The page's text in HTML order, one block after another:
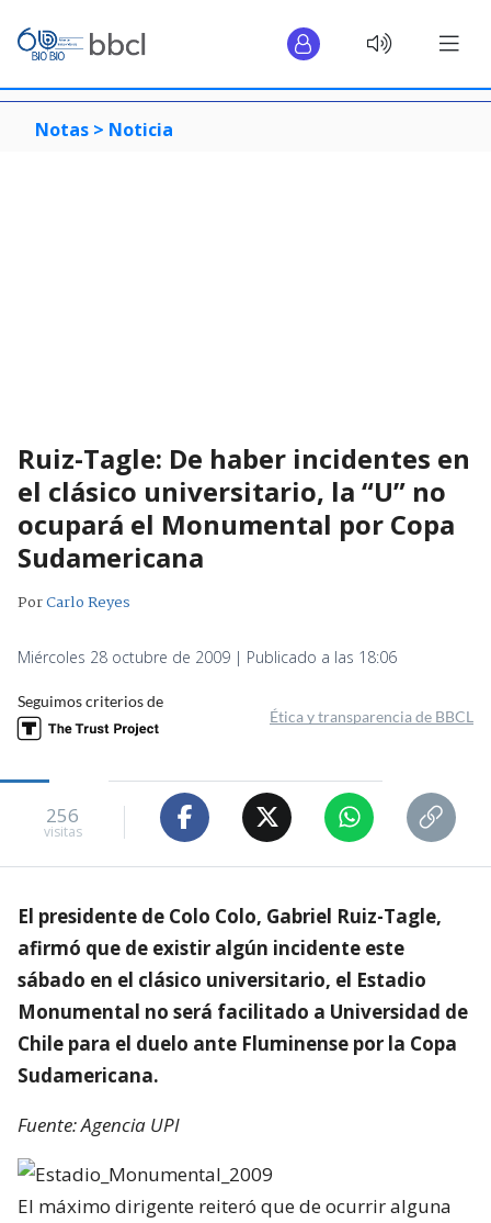
Notas > Noticia
Ruiz-Tagle: De haber incidentes en
el clásico universitario, la “U” no
ocupará el Monumental por Copa
Sudamericana
PorCarlo Reyes
Miércoles 28 octubre de 2009 | Publicado a las 18:06
Seguimos criterios de
Ética y transparencia de BBCL
256
visitas
El presidente de Colo Colo, Gabriel Ruiz-Tagle,
afirmó que de existir algún incidente este
sábado en el clásico universitario, el Estadio
Monumental no será facilitado a Universidad de
Chile para el duelo ante Fluminense por la Copa
Sudamericana.
Fuente: Agencia UPI
El máximo dirigente reiteró que de ocurrir alguna